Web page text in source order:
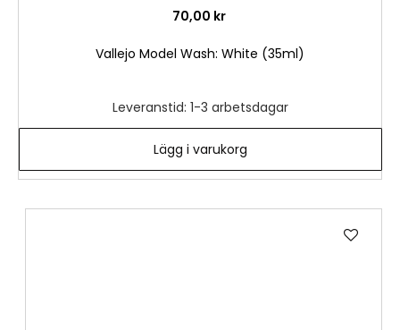
70,00 kr
Vallejo Model Wash: White (35ml)
Leveranstid: 1-3 arbetsdagar
Lägg i varukorg